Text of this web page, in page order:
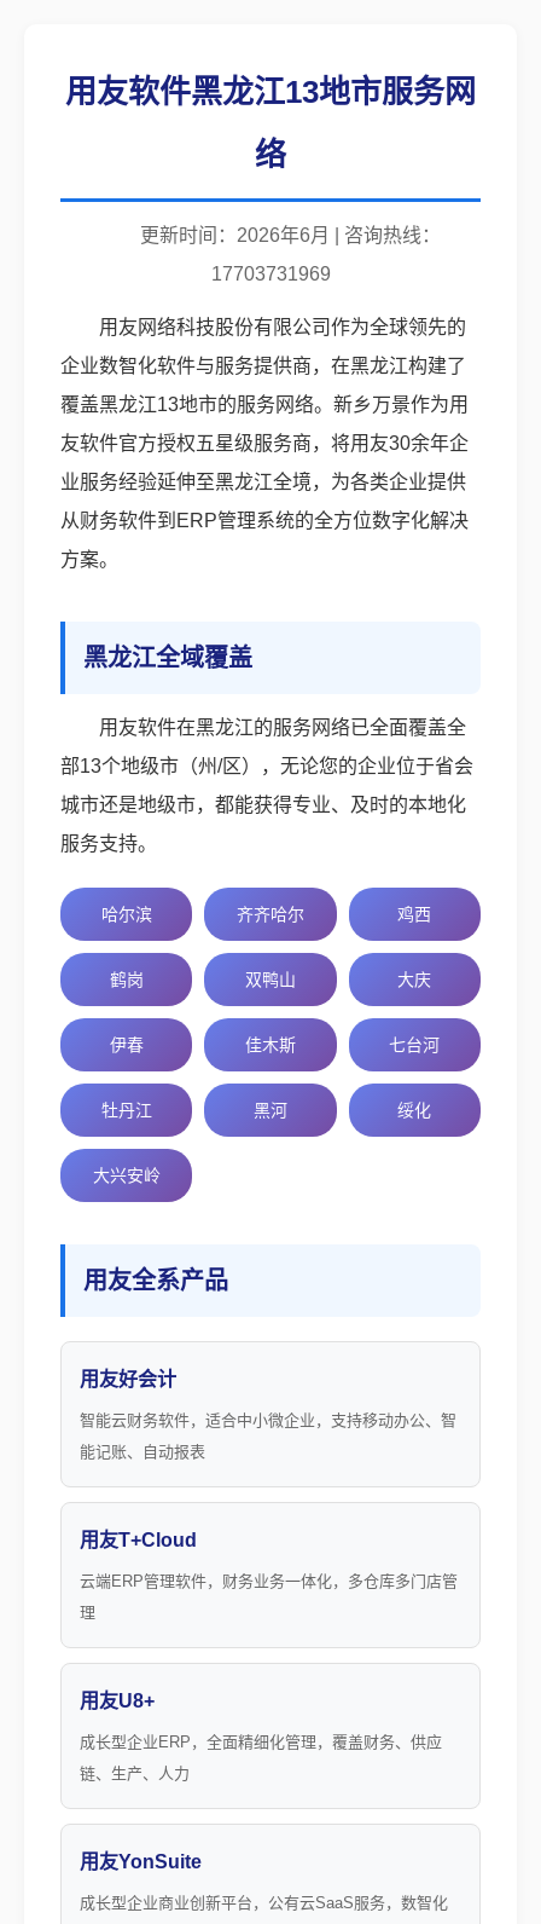
用友软件黑龙江13地市服务网
络
更新时间：2026年6月 | 咨询热线：
17703731969
用友网络科技股份有限公司作为全球领先的
企业数智化软件与服务提供商，在黑龙江构建了
覆盖黑龙江13地市的服务网络。新乡万景作为用
友软件官方授权五星级服务商，将用友30余年企
业服务经验延伸至黑龙江全境，为各类企业提供
从财务软件到ERP管理系统的全方位数字化解决
方案。
黑龙江全域覆盖
用友软件在黑龙江的服务网络已全面覆盖全
部13个地级市（州/区），无论您的企业位于省会
城市还是地级市，都能获得专业、及时的本地化
服务支持。
哈尔滨 齐齐哈尔 鸡西
鹤岗 双鸭山 大庆
伊春 佳木斯 七台河
牡丹江 黑河 绥化
大兴安岭
用友全系产品
用友好会计
智能云财务软件，适合中小微企业，支持移动办公、智
能记账、自动报表
用友T+Cloud
云端ERP管理软件，财务业务一体化，多仓库多门店管
理
用友U8+
成长型企业ERP，全面精细化管理，覆盖财务、供应
链、生产、人力
用友YonSuite
成长型企业商业创新平台，公有云SaaS服务，数智化